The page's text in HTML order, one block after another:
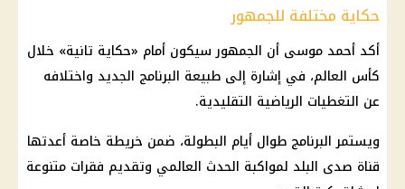
حكاية مختلفة للجمهور
أكد أحمد موسى أن الجمهور سيكون أمام «حكاية تانية» خلال
كأس العالم، في إشارة إلى طبيعة البرنامج الجديد واختلافه
عن التغطيات الرياضية التقليدية.
ويستمر البرنامج طوال أيام البطولة، ضمن خريطة خاصة أعدتها
قناة صدى البلد لمواكبة الحدث العالمي وتقديم فقرات متنوعة